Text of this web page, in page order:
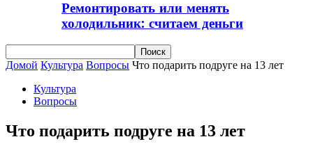
Ремонтировать или менять
холодильник: считаем деньги
Домой Культура Вопросы Что подарить подруге на 13 лет
Культура
Вопросы
Что подарить подруге на 13 лет